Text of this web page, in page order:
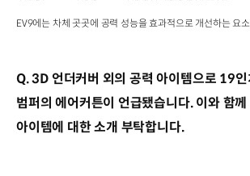
EV9에는 차체 곳곳에 공력 성능을 효과적으로 개선하는 요
Q. 3D 언더커버 외의 공력 아이템으로 19
범퍼의 에어커튼이 언급됐습니다. 이와 함
아이템에 대한 소개 부탁합니다.